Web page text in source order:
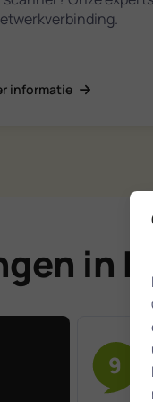
informatie
in
9